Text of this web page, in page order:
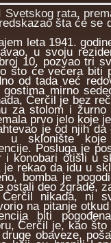
rata,
šta će
leta 1941.
u svoju
10, pozvao tri
što će večera biti
od tada već
mirno
Čerčil je bez
za stolom i
prvo jelo koje
je od njih da
u sklonište
Posluga je
i konobari otišli u
je rekao da idu u
bomba je
ostali deo zgrade,
nikada, ni
na pitanje
biti
Čerčil je, kao
obaveze,